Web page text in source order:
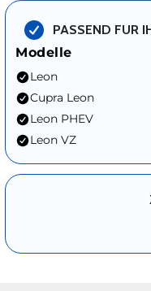
PASSEND FUR
Modelle
Leon
Cupra Leon
Leon PHEV
Leon VZ